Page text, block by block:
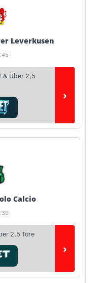
Leverkusen
& Über 2,5
›
Calcio
2,5 Tore
›